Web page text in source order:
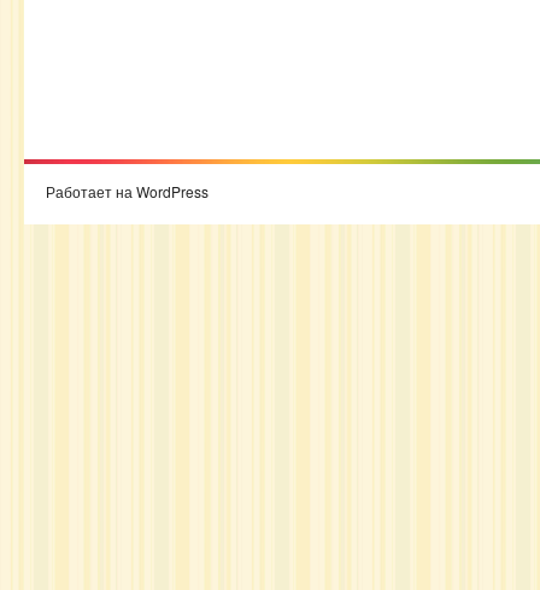
Работает на WordPress